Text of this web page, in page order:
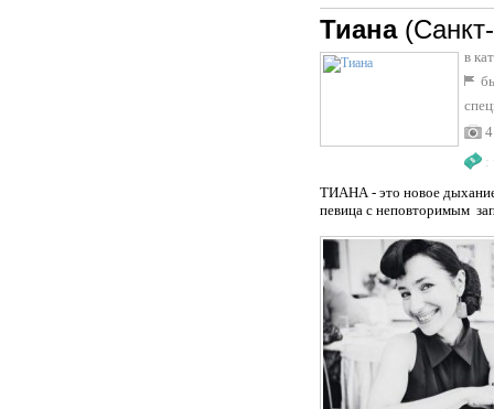
Тиана
в
4
:
ТИАНА - это новое
певица с неповторимым